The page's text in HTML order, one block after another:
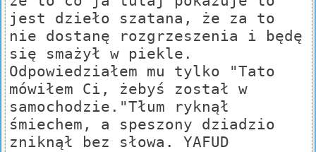
jest dzieło szatana, że za to
nie dostanę rozgrzeszenia i będę
się smażył w piekle.
Odpowiedziałem mu tylko "Tato
mówiłem Ci, żebyś został w
samochodzie."Tłum ryknął
śmiechem, a speszony dziadzio
zniknął bez słowa. YAFUD